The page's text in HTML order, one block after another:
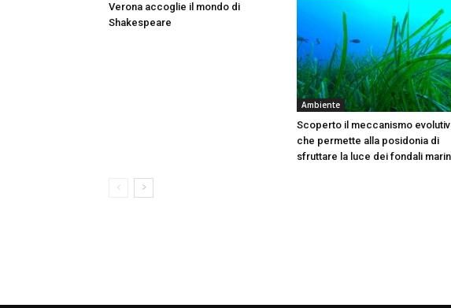
Verona accoglie il mondo di
Shakespeare
Ambiente
Scoperto il meccanismo
che permette alla posidonia di
sfruttare la luce dei fondali